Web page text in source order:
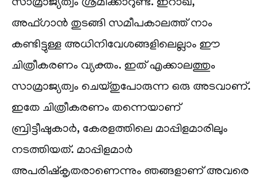
സാമ്രാജ്യത്വം ശ്രമിക്കാറുണ്ട്. ഇറാഖ്,
അഫ്ഗാൻ തുടങ്ങി സമീപകാലത്ത് നാം
കണ്ടിട്ടുള്ള അധിനിവേശങ്ങളിലെല്ലാം ഈ
ചിത്രീകരണം വ്യക്തം. ഇത് എക്കാലത്തും
സാമ്രാജ്യത്വം ചെയ്തുപോരുന്ന ഒരു അടവാണ്.
ഇതേ ചിത്രീകരണം തന്നെയാണ്
ബ്രിട്ടീഷുകാർ, കേരളത്തിലെ മാപ്പിളമാരിലും
നടത്തിയത്. മാപ്പിളമാർ
അപരിഷ്‌കൃതരാണെന്നും ഞങ്ങളാണ് അവരെ